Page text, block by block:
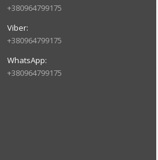
+380964799175
+380964799175
+380964799175